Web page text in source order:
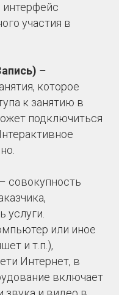
интерфейс
участия в
–
которое
к занятию в
подключиться
– совокупность
услуги.
или иное
и т.п.),
Интернет, в
включает